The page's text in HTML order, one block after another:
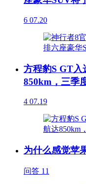
6 07.20
方程豹S GT入
850km，三季
4 07.19
为什么感觉苹
问答 11